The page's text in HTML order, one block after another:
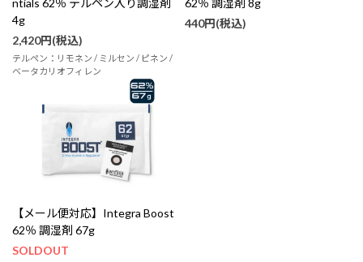
ntials 62％ テルペン入り調湿剤
4g
2,420円(税込)
テルペン：リモネン / ミルセン / ピネン /
ベータカリオフィレン
62％ 調湿剤 8g
440円(税込)
【メール便対応】Integra Boost
62％ 調湿剤 67g
SOLDOUT